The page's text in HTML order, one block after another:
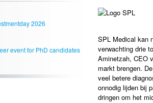
SPL Medical kan
verwachting drie
Aminetzah, CEO
markt brengen.
veel betere
onnodig lijden bij
dringen om het
2026
event for PhD candidates